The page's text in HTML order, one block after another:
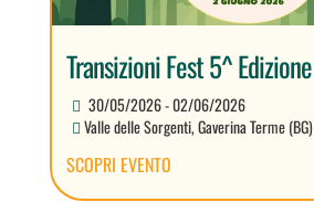
Transizioni Fest 5^ Edizione
30/05/2026 - 02/06/2026
Valle delle Sorgenti, Gaverina Terme (BG)
SCOPRI EVENTO